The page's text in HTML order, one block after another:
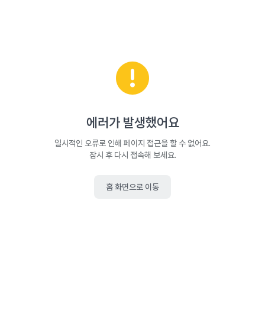
에러가 발생했어요
일시적인 오류로 인해 페이지 접근을 할 수 없어요.
잠시 후 다시 접속해 보세요.
홈 화면으로 이동